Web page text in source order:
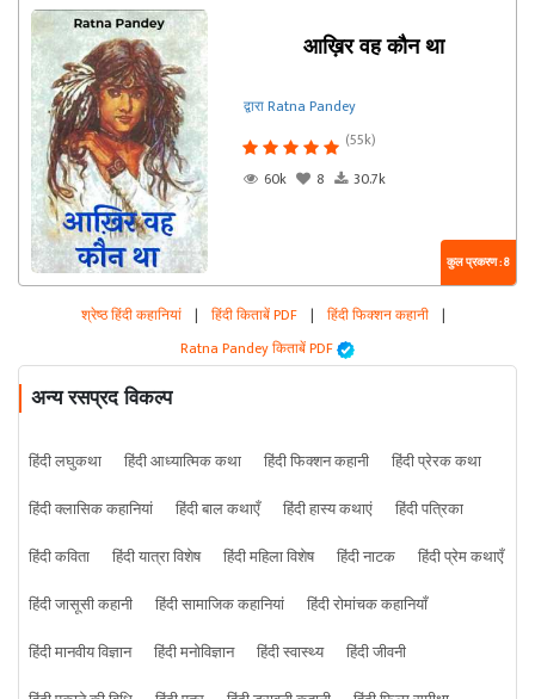
आख़िर वह कौन था
द्वारा Ratna Pandey
(55k)
60k
8 30.7k
कुल प्रकरण : 8
श्रेष्ठ हिंदी कहानियां | हिंदी किताबें PDF | हिंदी फिक्शन कहानी |
Ratna Pandey किताबें PDF
अन्य रसप्रद विकल्प
हिंदी लघुकथा हिंदी आध्यात्मिक कथा हिंदी फिक्शन कहानी
हिंदी प्रेरक कथा
हिंदी क्लासिक कहानियां
हिंदी बाल कथाएँ हिंदी हास्य कथाएं
हिंदी पत्रिका
हिंदी कविता
हिंदी यात्रा विशेष हिंदी महिला विशेष हिंदी नाटक
हिंदी प्रेम कथाएँ
हिंदी जासूसी कहानी
हिंदी सामाजिक कहानियां
हिंदी रोमांचक कहानियाँ
हिंदी मानवीय विज्ञान
हिंदी मनोविज्ञान हिंदी स्वास्थ्य
हिंदी जीवनी